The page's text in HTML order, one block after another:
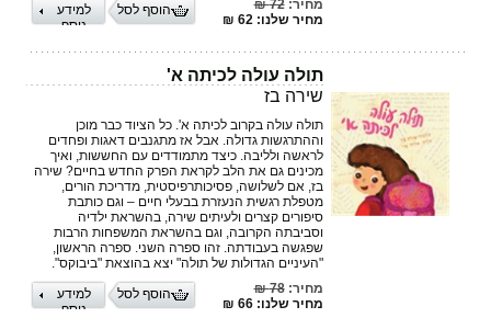
מחיר:72 ₪
מחיר שלנו: 62 ₪
למידע
נוסף
הוסף לסל
תולה עולה לכיתה א'
שירה בז
תולה עולה בקרוב לכיתה א'. כל הציוד כבר מוכן
וההתרגשות גדולה. אבל אז מתגנבים דאגות ופחדים
לראשה ולליבה. כיצד מתמודדים עם החששות, ואיך
מכינים גם את הלב לקראת הפרק החדש בחיים? שירה
בז, אם לשלושה, פסיכותרפיסטית, מדריכת הורים,
מטפלת רגשית הנעזרת בבעלי חיים – וגם כותבת
סיפורים קצרים ולעיתים שירה, בהשראת ילדיה
וסביבתה הקרובה, וגם בהשראת המשפחות הרבות
שפגשה בעבודתה. זהו ספרה השני. ספרה הראשון,
"העיניים הגדולות של תולה" יצא בהוצאת "ביבוקס".
מחיר:78 ₪
מחיר שלנו: 66 ₪
למידע
נוסף
הוסף לסל